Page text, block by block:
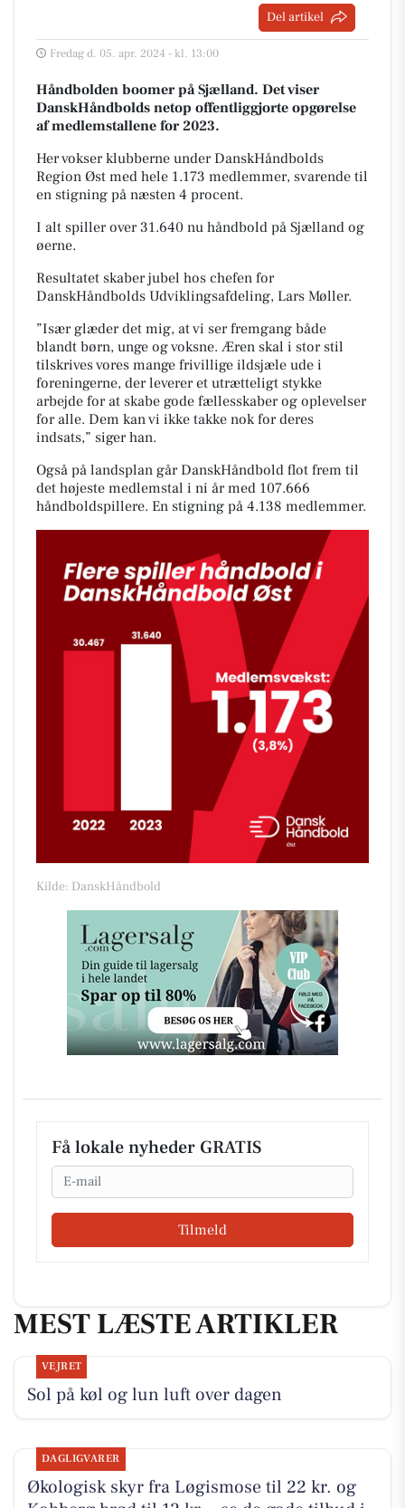
Del artikel
Fredag d. 05. apr. 2024 - kl. 13:00
Håndbolden boomer på Sjælland. Det viser
DanskHåndbolds netop offentliggjorte opgørelse
af medlemstallene for 2023.
Her vokser klubberne under DanskHåndbolds
Region Øst med hele 1.173 medlemmer, svarende til
en stigning på næsten 4 procent.
I alt spiller over 31.640 nu håndbold på Sjælland og
øerne.
Resultatet skaber jubel hos chefen for
DanskHåndbolds Udviklingsafdeling, Lars Møller.
”Især glæder det mig, at vi ser fremgang både
blandt børn, unge og voksne. Æren skal i stor stil
tilskrives vores mange frivillige ildsjæle ude i
foreningerne, der leverer et utrætteligt stykke
arbejde for at skabe gode fællesskaber og oplevelser
for alle. Dem kan vi ikke takke nok for deres
indsats,” siger han.
Også på landsplan går DanskHåndbold flot frem til
det højeste medlemstal i ni år med 107.666
håndboldspillere. En stigning på 4.138 medlemmer.
Kilde: DanskHåndbold
Få lokale nyheder GRATIS
Email
Tilmeld
MEST LÆSTE ARTIKLER
VEJRET
Sol på køl og lun luft over dagen
DAGLIGVARER
Økologisk skyr fra Løgismose til 22 kr. og